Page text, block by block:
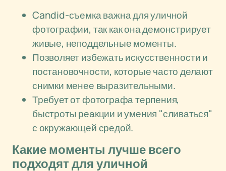
Candid-съемка важна для уличной
фотографии, так как она демонстрирует
живые, неподдельные моменты.
Позволяет избежать искусственности и
постановочности, которые часто делают
снимки менее выразительными.
Требует от фотографа терпения,
быстроты реакции и умения "сливаться"
с окружающей средой.
Какие моменты лучше всего
подходят для уличной